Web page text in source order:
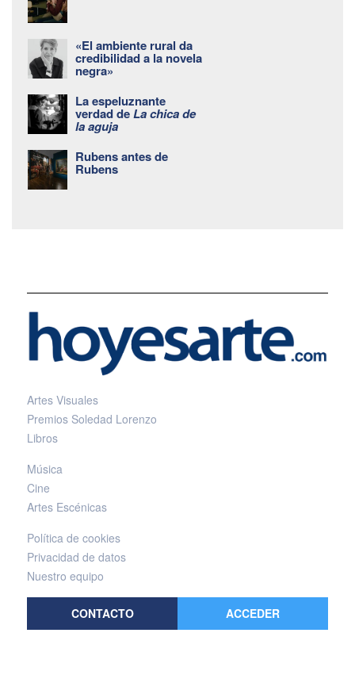
«El ambiente rural da
credibilidad a la novela
negra»
La espeluznante
verdad deLa chica de
la aguja
Rubens antes de
Rubens
Artes Visuales
Premios Soledad Lorenzo
Libros
Música
Cine
Artes Escénicas
Política de cookies
Privacidad de datos
Nuestro equipo
CONTACTO ACCEDER